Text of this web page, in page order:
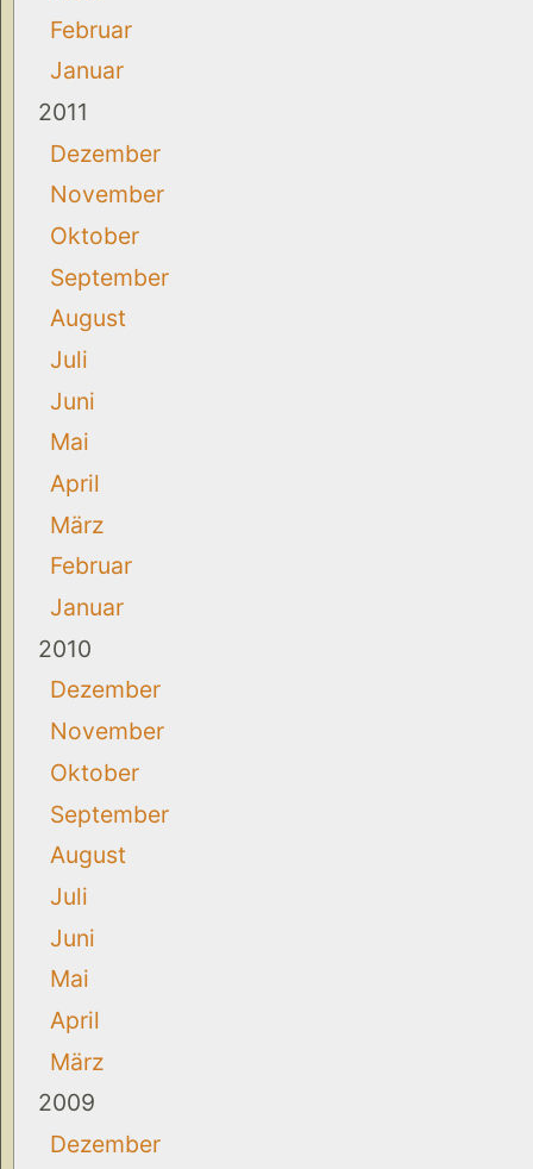
Februar
Januar
2011
Dezember
November
Oktober
September
August
Juli
Juni
Mai
April
März
Februar
Januar
2010
Dezember
November
Oktober
September
August
Juli
Juni
Mai
April
März
2009
Dezember